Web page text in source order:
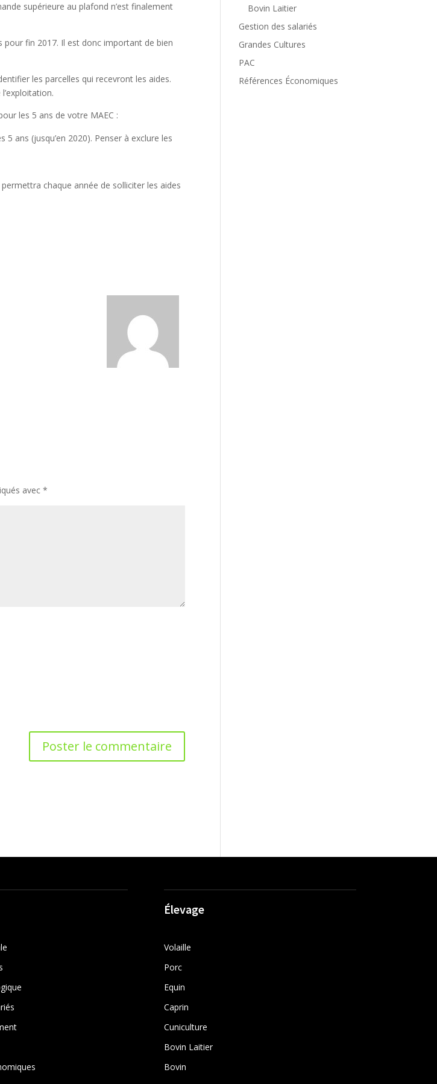
supérieure au plafond n’est finalement
pour fin 2017. Il est donc important de bien
les parcelles qui recevront les aides.
les 5 ans de votre MAEC :
ans (jusqu’en 2020). Penser à exclure les
chaque année de solliciter les aides
avec*
Bovin Laitier
Gestion des salariés
Grandes Cultures
PAC
Références Économiques
Élevage
Volaille
Porc
Equin
Caprin
Cuniculture
Bovin Laitier
Bovin